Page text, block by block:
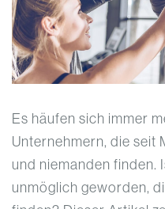
Es häufen sich immer
Unternehmern, die seit
und niemanden finden.
unmöglich geworden,